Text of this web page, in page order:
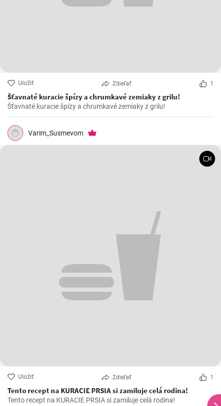
Uložiť Zdieľať 1
Šťavnaté kuracie špízy a chrumkavé zemiaky z grilu!
Šťavnaté kuracie špízy a chrumkavé zemiaky z grilu!
Varim_Susmevom
Uložiť Zdieľať 1
Tento recept na KURACIE PRSIA si zamiluje celá rodina!
Tento recept na KURACIE PRSIA si zamiluje celá rodina!